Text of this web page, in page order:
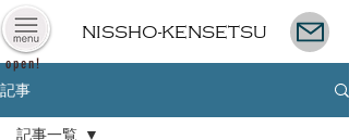
NISSHO-KENSETSU
open!
記事
記事一覧